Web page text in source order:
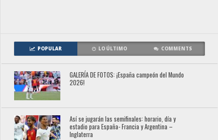
POPULAR LO ÚLTIMO COMMENTS
GALERÍA DE FOTOS: ¡España campeón del Mundo
2026!
Así se jugarán las semifinales: horario, día y
estadio para España- Francia y Argentina –
Inglaterra